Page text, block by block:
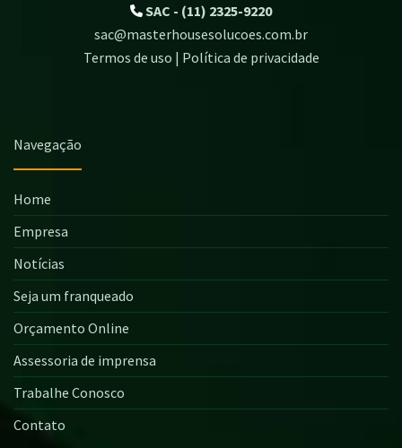
SAC - (11) 2325-9220
sac@masterhousesolucoes.com.br
Termos de uso | Política de privacidade
Navegação
Home
Empresa
Notícias
Seja um franqueado
Orçamento Online
Assessoria de imprensa
Trabalhe Conosco
Contato